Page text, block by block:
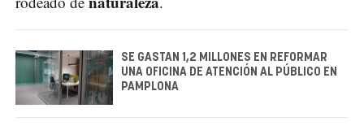
SE GASTAN 1,2 MILLONES EN REFORMAR
UNA OFICINA DE ATENCIÓN AL PÚBLICO EN
PAMPLONA